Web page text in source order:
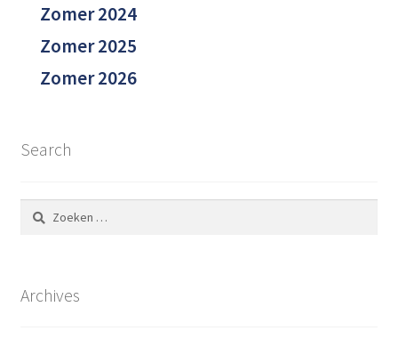
Zomer 2024
Zomer 2025
Zomer 2026
Search
Zoeken
naar:
Archives